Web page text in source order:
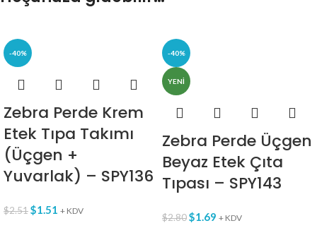
-40%
Zebra Perde Krem
Etek Tıpa Takımı
(Üçgen +
Yuvarlak) – SPY136
$2.51$1.51 + KDV
-40%
YENI
Zebra Perde Üçgen
Beyaz Etek Çıta
Tıpası – SPY143
$2.80$1.69 + KDV